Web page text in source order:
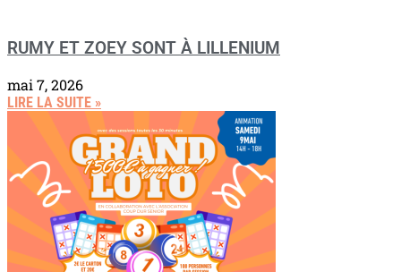
RUMY ET ZOEY SONT À LILLENIUM
mai 7, 2026
LIRE LA SUITE »